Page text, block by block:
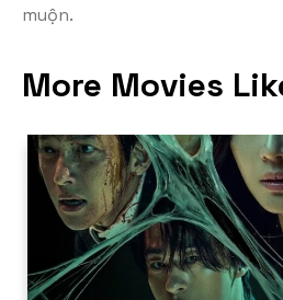
muộn.
More Movies